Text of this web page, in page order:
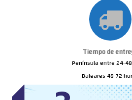
Tiempo de
Península entre 24-
Baleares 48-72